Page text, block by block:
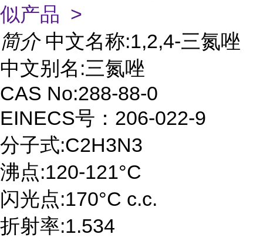
似产品 >
简介 中文名称:1,2,4-三氮唑
中文别名:三氮唑
CAS No:288-88-0
EINECS号：206-022-9
分子式:C2H3N3
沸点:120-121°C
闪光点:170°C c.c.
折射率:1.534